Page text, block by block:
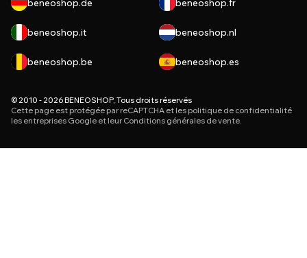
beneoshop.de beneoshop.fr
beneoshop.it beneoshop.nl
beneoshop.be beneoshop.es
© 2010 - 2026 BENEOSHOP, Tous droits réservés
Cette page est protégée par reCAPTCHA et les politique de confidentialité
les entreprises Google et leur Conditions générales de vente.